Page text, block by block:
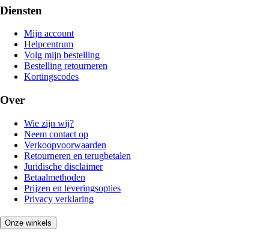
Diensten
Mijn account
Helpcentrum
Volg mijn bestelling
Bestelling retourneren
Kortingscodes
Over
Wie zijn wij?
Neem contact op
Verkoopvoorwaarden
Retourneren en terugbetalen
Juridische disclaimer
Betaalmethoden
Prijzen en leveringsopties
Privacy verklaring
Onze winkels